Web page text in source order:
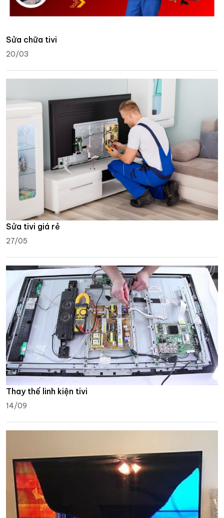
Sửa chữa tivi
20/03
Sửa tivi giá rẻ
27/05
Thay thế linh kiện tivi
14/09